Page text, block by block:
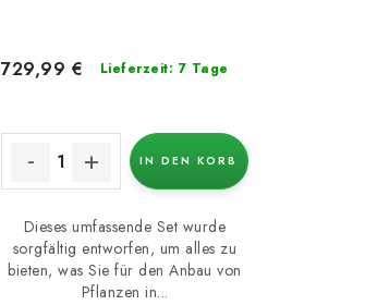
Lieferzeit: 7 Tage
729,99 €
IN DEN KORB
Dieses umfassende Set wurde
sorgfältig entworfen, um alles zu
bieten, was Sie für den Anbau von
Pflanzen in...